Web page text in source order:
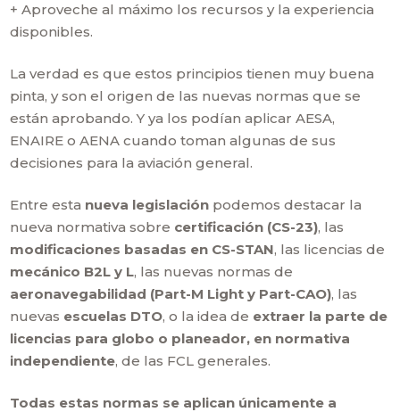
+ Aproveche al máximo los recursos y la experiencia
disponibles.
La verdad es que estos principios tienen muy buena
pinta, y son el origen de las nuevas normas que se
están aprobando. Y ya los podían aplicar AESA,
ENAIRE o AENA cuando toman algunas de sus
decisiones para la aviación general.
Entre esta nueva legislación podemos destacar la
nueva normativa sobre certificación (CS-23), las
modificaciones basadas en CS-STAN, las licencias de
mecánico B2L y L, las nuevas normas de
aeronavegabilidad (Part-M Light y Part-CAO), las
nuevas escuelas DTO, o la idea de extraer la parte de
licencias para globo o planeador, en normativa
independiente, de las FCL generales.
Todas estas normas se aplican únicamente a